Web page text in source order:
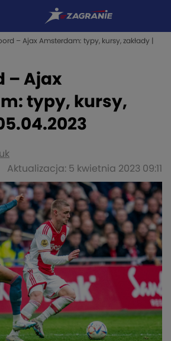
– Ajax Amsterdam: typy, kursy, zakłady |
– Ajax
typy, kursy,
Aktualizacja: 5 kwietnia 2023 09:11